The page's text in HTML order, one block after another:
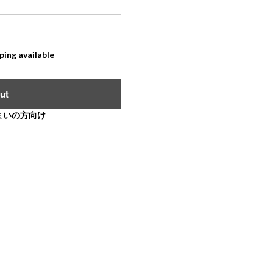
available
いの方向け